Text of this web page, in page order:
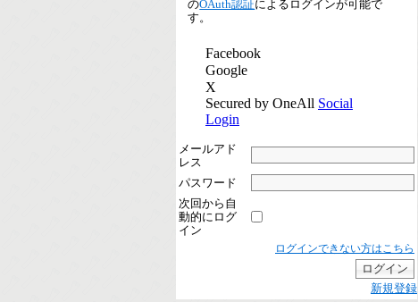
のOAuth認証によるログインが可能で
す。
メールアド
レス
パスワード
次回から自
動的にログ
イン
ログインできない方はこちら
新規登録